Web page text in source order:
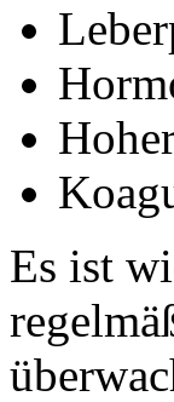
Es ist